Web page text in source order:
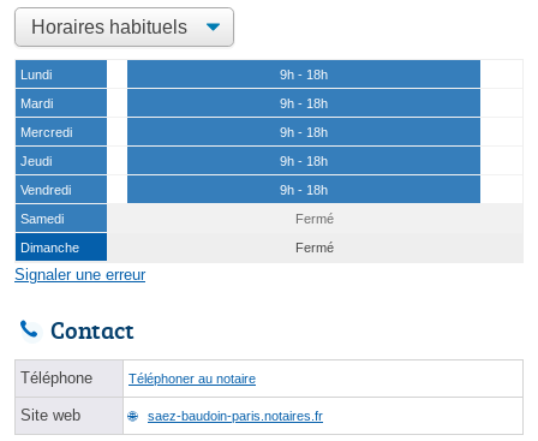
Lundi
9h - 18h
Mardi
9h - 18h
Mercredi
9h - 18h
Jeudi
9h - 18h
Vendredi
9h - 18h
Samedi
Fermé
Dimanche
Fermé
Signaler une erreur
Contact
Téléphone Téléphoner au notaire
Site web saez-baudoin-paris.notaires.fr